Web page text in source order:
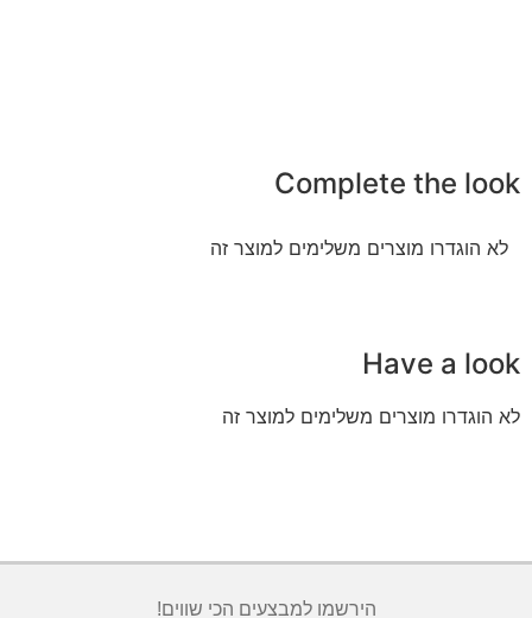
Complete the look
לא הוגדרו מוצרים משלימים למוצר זה
Have a look
לא הוגדרו מוצרים משלימים למוצר זה
הירשמו למבצעים הכי שווים!